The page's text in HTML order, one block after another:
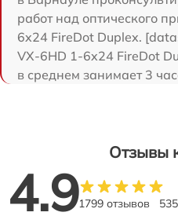
работ над оптического
6x24 FireDot Duplex.
VX-6HD 1-6x24 FireDot
в среднем занимает 3
Отзывы
4.91799 отзывов